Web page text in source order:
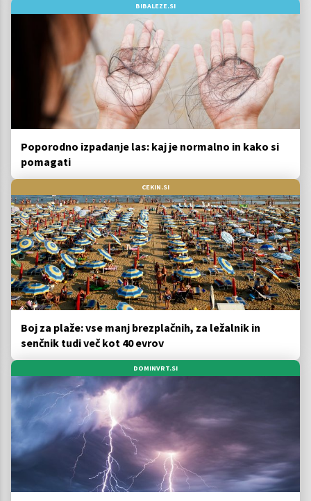
BIBALEZE.SI
Poporodno izpadanje las: kaj je normalno in kako si
pomagati
CEKIN.SI
Boj za plaže: vse manj brezplačnih, za ležalnik in
senčnik tudi več kot 40 evrov
DOMINVRT.SI